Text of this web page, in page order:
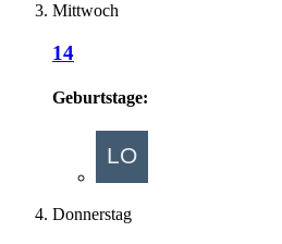
Mittwoch
14
Geburtstage:
Donnerstag